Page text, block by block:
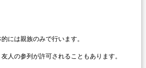
には親族のみで行います。
人の参列が許可されることもあります。